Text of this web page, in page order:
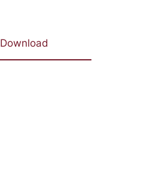
Download